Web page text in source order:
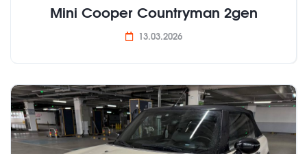
Mini Cooper Countryman 2gen
13.03.2026